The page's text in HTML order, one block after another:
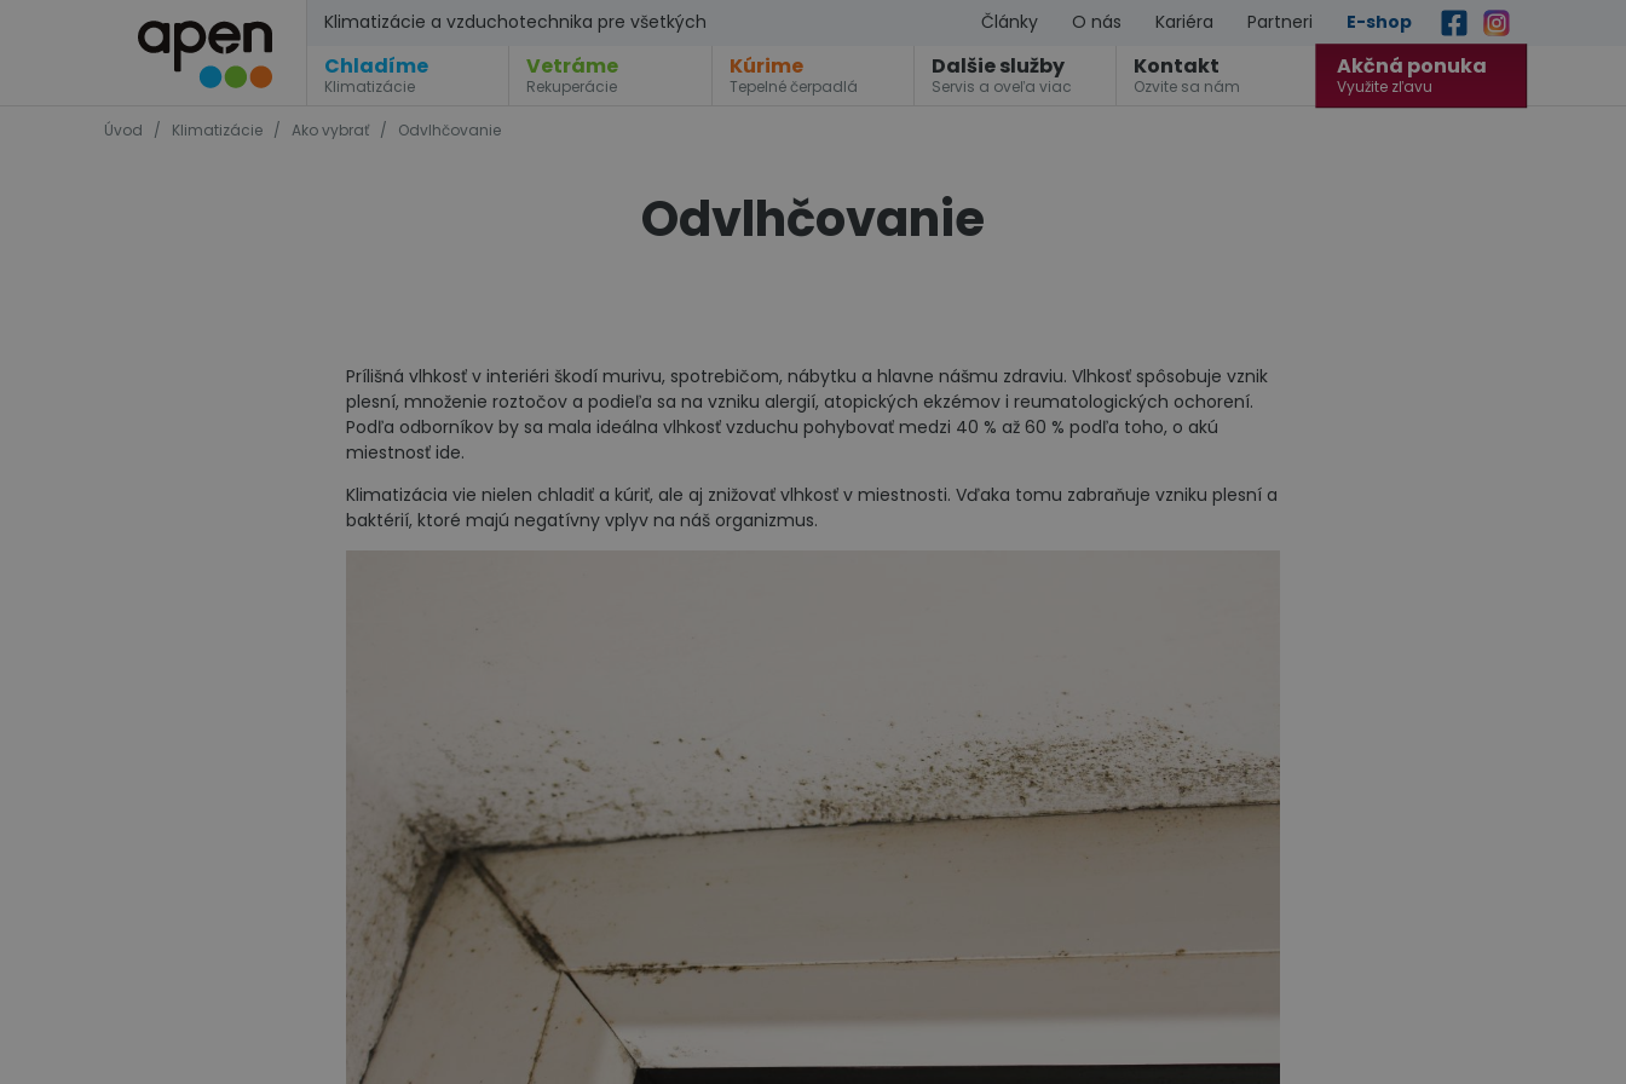
Klimatizácie a vzduchotechnika pre všetkých Články O nás Kariéra Partneri E-shop
Chladíme
Klimatizácie
Vetráme
Rekuperácie
Kúrime
Tepelné čerpadlá
Dalšie služby
Servis a oveľa viac
Kontakt
Ozvite sa nám
Akčná ponuka
Využite zľavu
Úvod / Klimatizácie / Ako vybrať / Odvlhčovanie
Odvlhčovanie
Prílišná vlhkosť v interiéri škodí murivu, spotrebičom, nábytku a hlavne nášmu zdraviu. Vlhkosť spôsobuje vznik
plesní, množenie roztočov a podieľa sa na vzniku alergií, atopických ekzémov i reumatologických ochorení.
Podľa odborníkov by sa mala ideálna vlhkosť vzduchu pohybovať medzi 40 % až 60 % podľa toho, o akú
miestnosť ide.
Klimatizácia vie nielen chladiť a kúriť, ale aj znižovať vlhkosť v miestnosti. Vďaka tomu zabraňuje vzniku plesní a
baktérií, ktoré majú negatívny vplyv na náš organizmus.